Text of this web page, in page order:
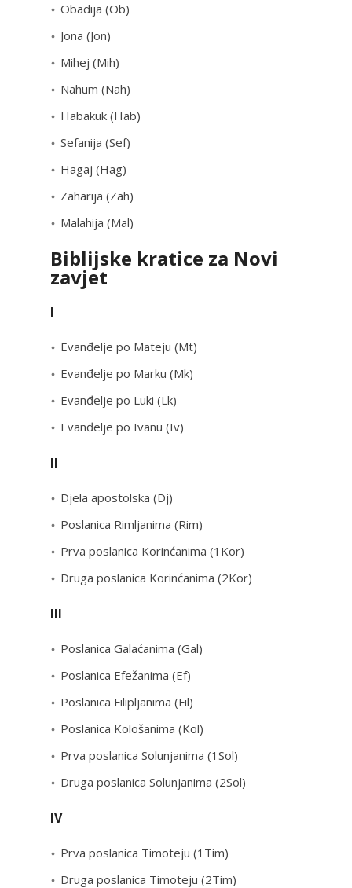
Obadija (Ob)
Jona (Jon)
Mihej (Mih)
Nahum (Nah)
Habakuk (Hab)
Sefanija (Sef)
Hagaj (Hag)
Zaharija (Zah)
Malahija (Mal)
Biblijske kratice za Novi
zavjet
I
Evanđelje po Mateju (Mt)
Evanđelje po Marku (Mk)
Evanđelje po Luki (Lk)
Evanđelje po Ivanu (Iv)
II
Djela apostolska (Dj)
Poslanica Rimljanima (Rim)
Prva poslanica Korinćanima (1Kor)
Druga poslanica Korinćanima (2Kor)
III
Poslanica Galaćanima (Gal)
Poslanica Efežanima (Ef)
Poslanica Filipljanima (Fil)
Poslanica Kološanima (Kol)
Prva poslanica Solunjanima (1Sol)
Druga poslanica Solunjanima (2Sol)
IV
Prva poslanica Timoteju (1Tim)
Druga poslanica Timoteju (2Tim)